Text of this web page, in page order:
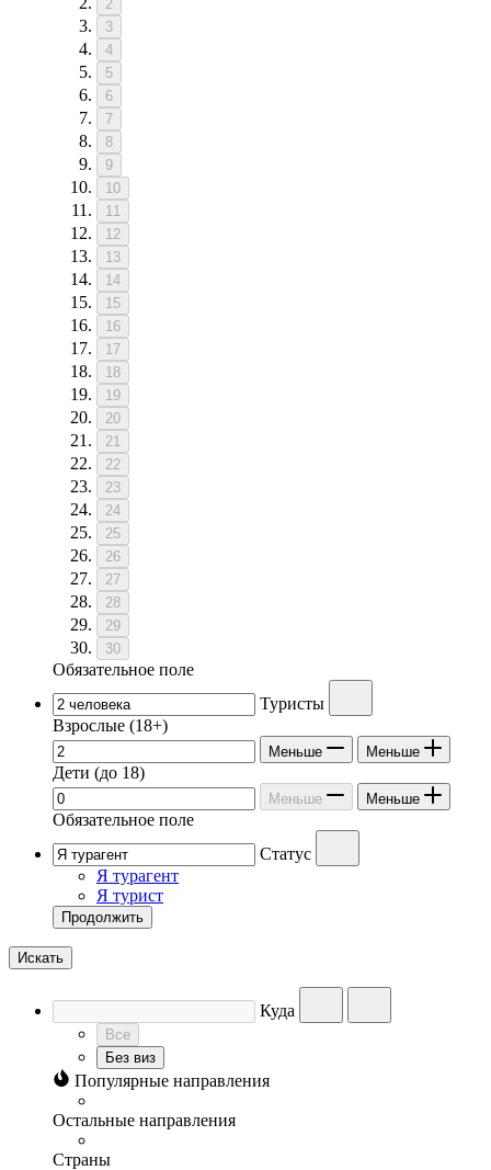
2
3
4
5
6
7
8
9
10
11
12
13
14
15
16
17
18
19
20
21
22
23
24
25
26
27
28
29
30
Обязательное поле
Туристы
Взрослые (18+)
Меньше Меньше
Дети (до 18)
Меньше Меньше
Обязательное поле
Статус
Я турагент
Я турист
Продолжить
Искать
Куда
Все
Без виз
Популярные направления
Остальные направления
Страны